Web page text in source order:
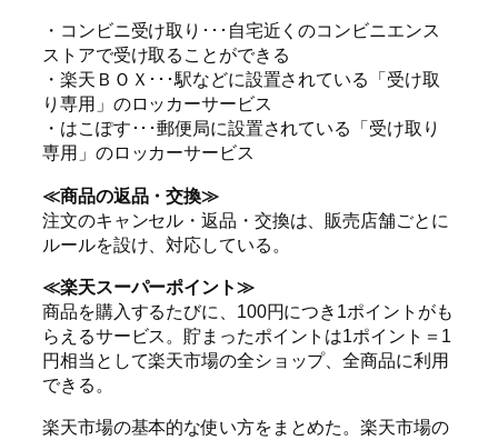
・コンビニ受け取り･･･自宅近くのコンビニエンス
ストアで受け取ることができる
・楽天ＢＯＸ･･･駅などに設置されている「受け取
り専用」のロッカーサービス
・はこぽす･･･郵便局に設置されている「受け取り
専用」のロッカーサービス
≪商品の返品・交換≫
注文のキャンセル・返品・交換は、販売店舗ごとに
ルールを設け、対応している。
≪楽天スーパーポイント≫
商品を購入するたびに、100円につき1ポイントがも
らえるサービス。貯まったポイントは1ポイント＝1
円相当として楽天市場の全ショップ、全商品に利用
できる。
楽天市場の基本的な使い方をまとめた。楽天市場の